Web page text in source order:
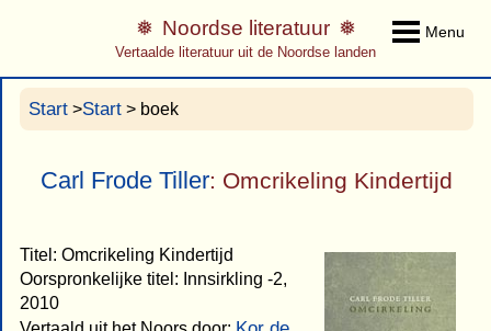
Menu
Noordse literatuur
Vertaalde literatuur uit de Noordse landen
Start >Start > boek
Carl Frode Tiller: Omcrikeling Kindertijd
Titel: Omcrikeling Kindertijd
Oorspronkelijke titel: Innsirkling -2,
2010